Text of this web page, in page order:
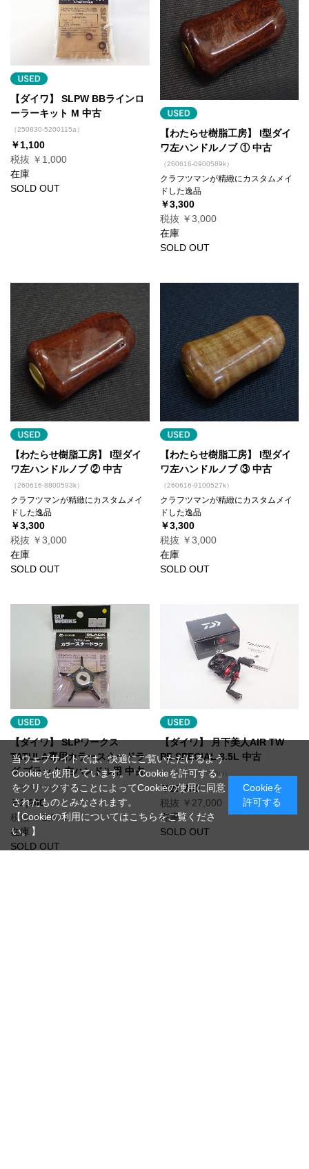
【ダイワ】 SLPW BBラインロ
ーラーキット M 中古
（250830-5200115a）
￥1,100
税抜 ￥1,000
在庫
SOLD OUT
【わたらせ樹脂工房】 I型ダイ
ワ左ハンドルノブ ① 中古
（260616-0900589k）
クラフツマンが精緻にカスタムメイ
ドした逸品
￥3,300
税抜 ￥3,000
在庫
SOLD OUT
【わたらせ樹脂工房】 I型ダイ
ワ左ハンドルノブ ② 中古
（260616-8800593k）
クラフツマンが精緻にカスタムメイ
ドした逸品
￥3,300
税抜 ￥3,000
在庫
SOLD OUT
【わたらせ樹脂工房】 I型ダイ
ワ左ハンドルノブ ③ 中古
（260616-9100527k）
クラフツマンが精緻にカスタムメイ
ドした逸品
￥3,300
税抜 ￥3,000
在庫
SOLD OUT
【ダイワ】 SLPワークス
TATULA専用カラースタードラ
グ ブラック 左ハンドル用 中古
（250827-5100153a）
￥2,200
税抜 ￥2,000
在庫
SOLD OUT
【ダイワ】 月下美人AIR TW
PE SPECIAL 8.5L 中古
（250916-972036m）
￥29,700
税抜 ￥27,000
在庫
SOLD OUT
当ウェブサイトでは、快適にご覧いただけるよう
Cookieを使用しています。「Cookieを許可する」
をクリックすることによってCookieの使用に同意
されたものとみなされます。
【Cookieの利用についてはこちらをご覧くださ
い。】
Cookieを
許可する